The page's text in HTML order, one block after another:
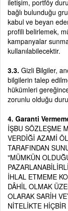
iletişim, portföy
bağlı bulunduğu
kabul ve beyan
profili belirlemek,
kampanyalar
kullanılabilecektir.
3.3. Gizli Bilgiler,
bilgilerin talep
hükümleri
zorunlu olduğu
4. Garanti
İŞBU SÖZLEŞME
VERDİĞİ AZAMİ
TARAFINDAN
"MÜMKÜN
İHLAL ETMEME
DÂHİL OLMAK
OLARAK SARİH
NİTELİKTE